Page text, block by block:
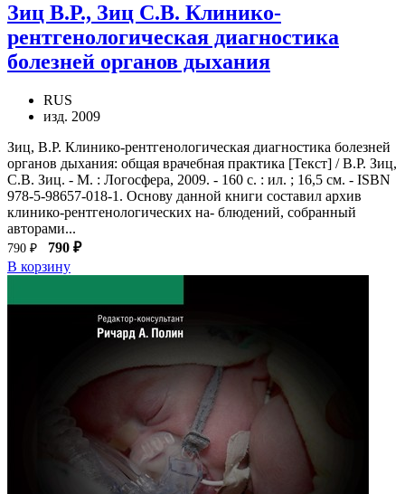
Зиц В.Р., Зиц С.В. Клинико-
рентгенологическая диагностика
болезней органов дыхания
RUS
изд. 2009
Зиц, В.Р. Клинико-рентгенологическая диагностика болезней
органов дыхания: общая врачебная практика [Текст] / В.Р. Зиц,
С.В. Зиц. - М. : Логосфера, 2009. - 160 с. : ил. ; 16,5 см. - ISBN
978-5-98657-018-1. Основу данной книги составил архив
клинико-рентгенологических на- блюдений, собранный
авторами...
790 ₽
790 ₽
В корзину